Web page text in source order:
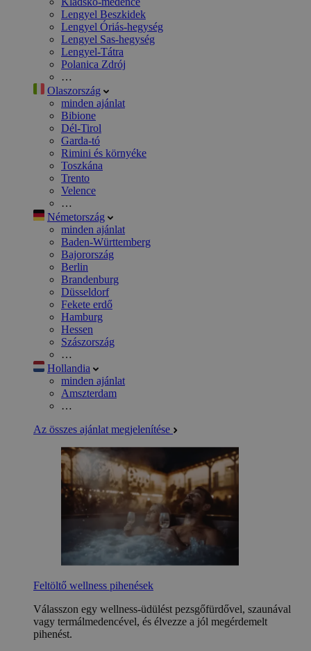
Lengyel Beszkidek
Lengyel Óriás-hegység
Lengyel Sas-hegység
Lengyel-Tátra
Polanica Zdrój
…
Olaszország
minden ajánlat
Bibione
Dél-Tirol
Garda-tó
Rimini és környéke
Toszkána
Trento
Velence
…
Németország
minden ajánlat
Baden-Württemberg
Bajorország
Berlin
Brandenburg
Düsseldorf
Fekete erdő
Hamburg
Hessen
Szászország
…
Hollandia
minden ajánlat
Amszterdam
…
Az összes ajánlat megjelenítése
Feltöltő wellness pihenések
Válasszon egy wellness-üdülést pezsgőfürdővel, szaunával
vagy termálmedencével, és élvezze a jól megérdemelt
pihenést.